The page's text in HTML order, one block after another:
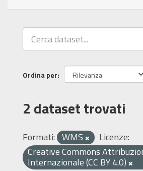
Ordina per
2 dataset trovati
Formati: WMS
Licenze:
Creative Commons
Internazionale (CC BY 4.0)